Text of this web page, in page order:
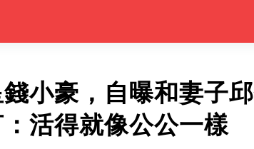
小豪，自曝和妻子
活得就像公公一樣